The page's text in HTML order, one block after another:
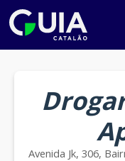
Avenida Jk, 306,